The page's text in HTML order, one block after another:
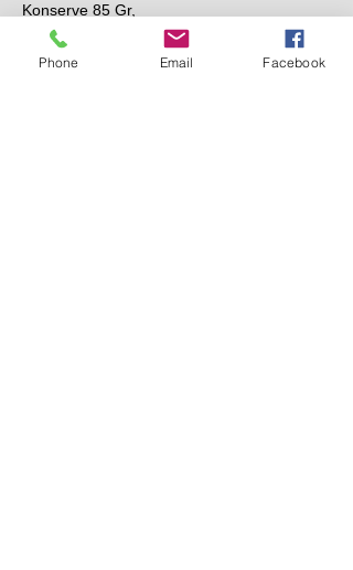
Konserve 85 Gr,
N&D Prime Tavuklu ve Narlı Tahılsız Yetişkin
Kedi Konservesi 80 Gr,
Phone Email Facebook